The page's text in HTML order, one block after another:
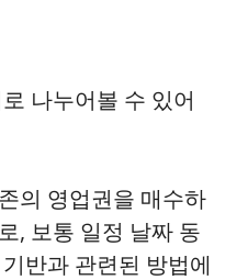
나누어볼 수 있어
의 영업권을 매수하
, 보통 일정 날짜 동
반과 관련된 방법에